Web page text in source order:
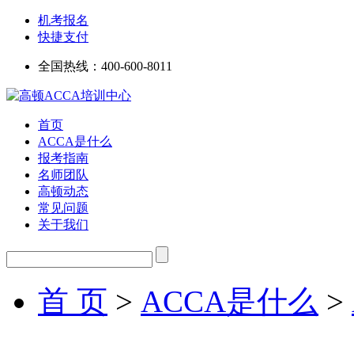
机考报名
快捷支付
全国热线： 400-600-8011
首页
ACCA是什么
报考指南
名师团队
高顿动态
常见问题
关于我们
首 页 > ACCA是什么 >